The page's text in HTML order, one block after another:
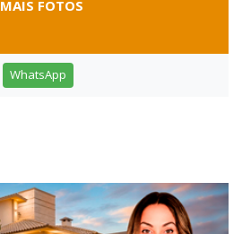
MAIS FOTOS
WhatsApp